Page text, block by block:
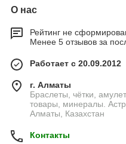
О нас
Рейтинг не
Менее 5 отзывов за
Работает с 20.09.2012
г. Алматы
Браслеты, чётки,
товары, минералы.
Алматы, Казахстан
Контакты